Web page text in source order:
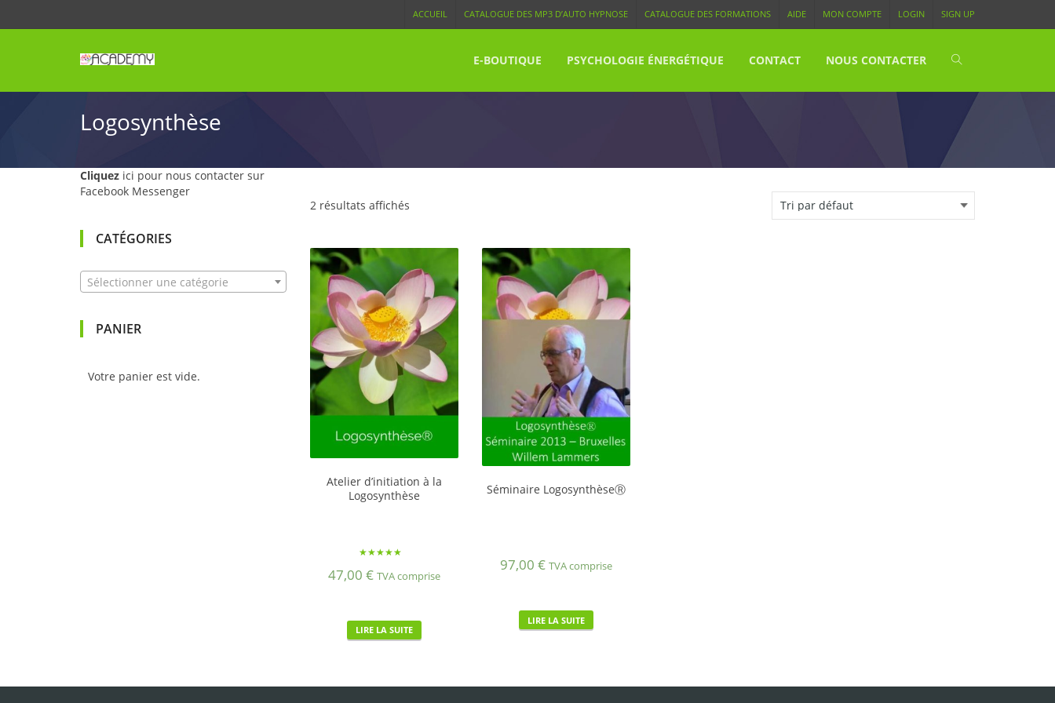
LOGIN SIGN UP
ACCUEIL CATALOGUE DES MP3 D’AUTO HYPNOSE CATALOGUE DES FORMATIONS AIDE MON COMPTE
E-BOUTIQUE PSYCHOLOGIE ÉNERGÉTIQUE CONTACT NOUS CONTACTER
Logosynthèse
Cliquez ici pour nous contacter sur
Facebook Messenger
CATÉGORIES
Sélectionner une catégorie
PANIER
Votre panier est vide.
2 résultats affichés
Atelier d’initiation à la
Logosynthèse
5.00
47,00 € TVA comprise
LIRE LA SUITE
Séminaire LogosynthèseⓇ
97,00€ TVA comprise
LIRE LA SUITE